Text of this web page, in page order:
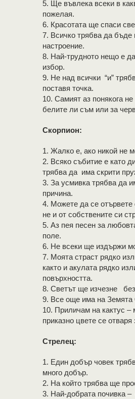
5. Ще въвлека всеки в
пожелая.
6. Красотата ще спаси
7. Всичко трябва да бъде
настроение.
8. Най-трудното нещо е
избор.
9. Не над всички “и”
поставя точка.
10. Самият аз понякога
белите ли съм или за
Скорпион:
1. Жалко е, ако никой не
2. Всяко събитие е като
трябва да има скрити
3. За усмивка трябва да
причина.
4. Можете да се отървете
не и от собствените си
5. Аз пея песен за
поле.
6. Не всеки ще издържи
7. Моята страст рядко
както и акулата рядко
повърхността.
8. Светът ще изчезне
9. Все още има на Земята
10. Приличам на кактус –
приказно цвете се отваря
Стрелец:
1. Един добър човек
много добър.
2. На който трябва ще
3. Най-добрата почивка –